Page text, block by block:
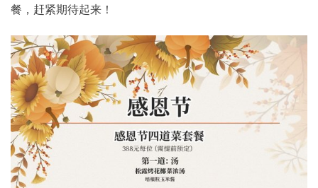
餐，赶紧期待起来！